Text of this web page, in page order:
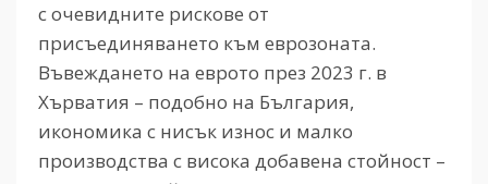
с очевидните рискове от
присъединяването към еврозоната.
Въвеждането на еврото през 2023 г. в
Хърватия – подобно на България,
икономика с нисък износ и малко
производства с висока добавена стойност –